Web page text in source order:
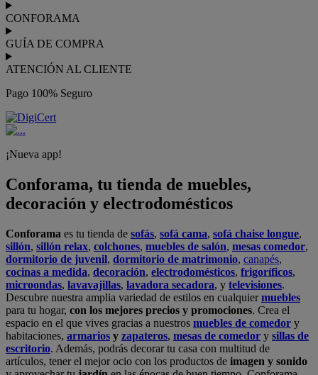
CONFORAMA
GUÍA DE COMPRA
ATENCIÓN AL CLIENTE
Pago 100% Seguro
¡Nueva app!
Conforama, tu tienda de muebles,
decoración y electrodomésticos
Conforama es tu tienda de sofás, sofá cama, sofá chaise longue,
sillón, sillón relax, colchones, muebles de salón, mesas comedor,
dormitorio de juvenil, dormitorio de matrimonio, canapés,
cocinas a medida, decoración, electrodomésticos, frigoríficos,
microondas, lavavajillas, lavadora secadora, y televisiones.
Descubre nuestra amplia variedad de estilos en cualquiermuebles
para tu hogar, con los mejores precios y promociones. Crea el
espacio en el que vives gracias a nuestros muebles de comedor y
habitaciones, armarios y zapateros, mesas de comedor y sillas de
escritorio. Además, podrás decorar tu casa con multitud de
artículos, tener el mejor ocio con los productos de imagen y sonido